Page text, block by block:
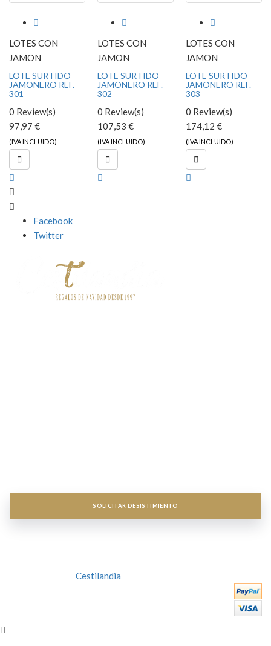

LOTES CON
JAMON
LOTE SURTIDO
JAMONERO REF.
301
0 Review(s)
97,97 €
(IVA INCLUIDO)


LOTES CON
JAMON
LOTE SURTIDO
JAMONERO REF.
302
0 Review(s)
107,53 €
(IVA INCLUIDO)


LOTES CON
JAMON
LOTE SURTIDO
JAMONERO REF.
303
0 Review(s)
174,12 €
(IVA INCLUIDO)

Facebook
Twitter
SOLICITAR DESISTIMIENTO
Cestilandia